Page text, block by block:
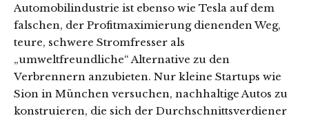
Automobilindustrie ist ebenso wie Tesla auf dem
falschen, der Profitmaximierung dienenden Weg,
teure, schwere Stromfresser als
„umweltfreundliche“ Alternative zu den
Verbrennern anzubieten. Nur kleine Startups wie
Sion in München versuchen, nachhaltige Autos zu
konstruieren, die sich der Durchschnittsverdiener